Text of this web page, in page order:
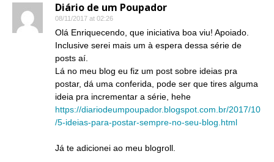
Diário de um Poupador
08/11/2017 at 02:26
Olá Enriquecendo, que iniciativa boa viu! Apoiado.
Inclusive serei mais um à espera dessa série de
posts aí.
Lá no meu blog eu fiz um post sobre ideias pra
postar, dá uma conferida, pode ser que tires alguma
ideia pra incrementar a série, hehe
https://diariodeumpoupador.blogspot.com.br/2017/10
/5-ideias-para-postar-sempre-no-seu-blog.html
Já te adicionei ao meu blogroll.